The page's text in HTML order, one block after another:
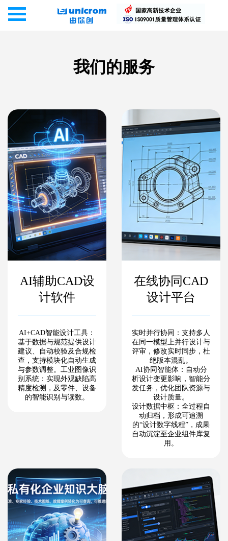
我们的服务
AI辅助CAD设
计软件
AI+CAD智能设计工具：
基于数据与规范提供设计
建议、自动校验及合规检
查，支持模块化自动生成
与参数调整。工业图像识
别系统：实现外观缺陷高
精度检测，及零件、设备
的智能识别与读数。
在线协同CAD
设计平台
实时并行协同：支持多人
在同一模型上并行设计与
评审，修改实时同步，杜
绝版本混乱。
AI协同智能体：自动分
析设计变更影响，智能分
发任务，优化团队资源与
设计质量。
设计数据中枢：全过程自
动归档，形成可追溯
的“设计数字线程”，成果
自动沉淀至企业组件库复
用。